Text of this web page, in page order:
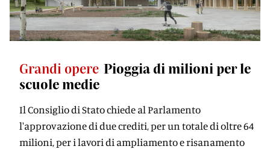
Grandi opere Pioggia di milioni per le
scuole medie
Il Consiglio di Stato chiede al Parlamento
l'approvazione di due crediti, per un totale di oltre 64
milioni, per i lavori di ampliamento e risanamento